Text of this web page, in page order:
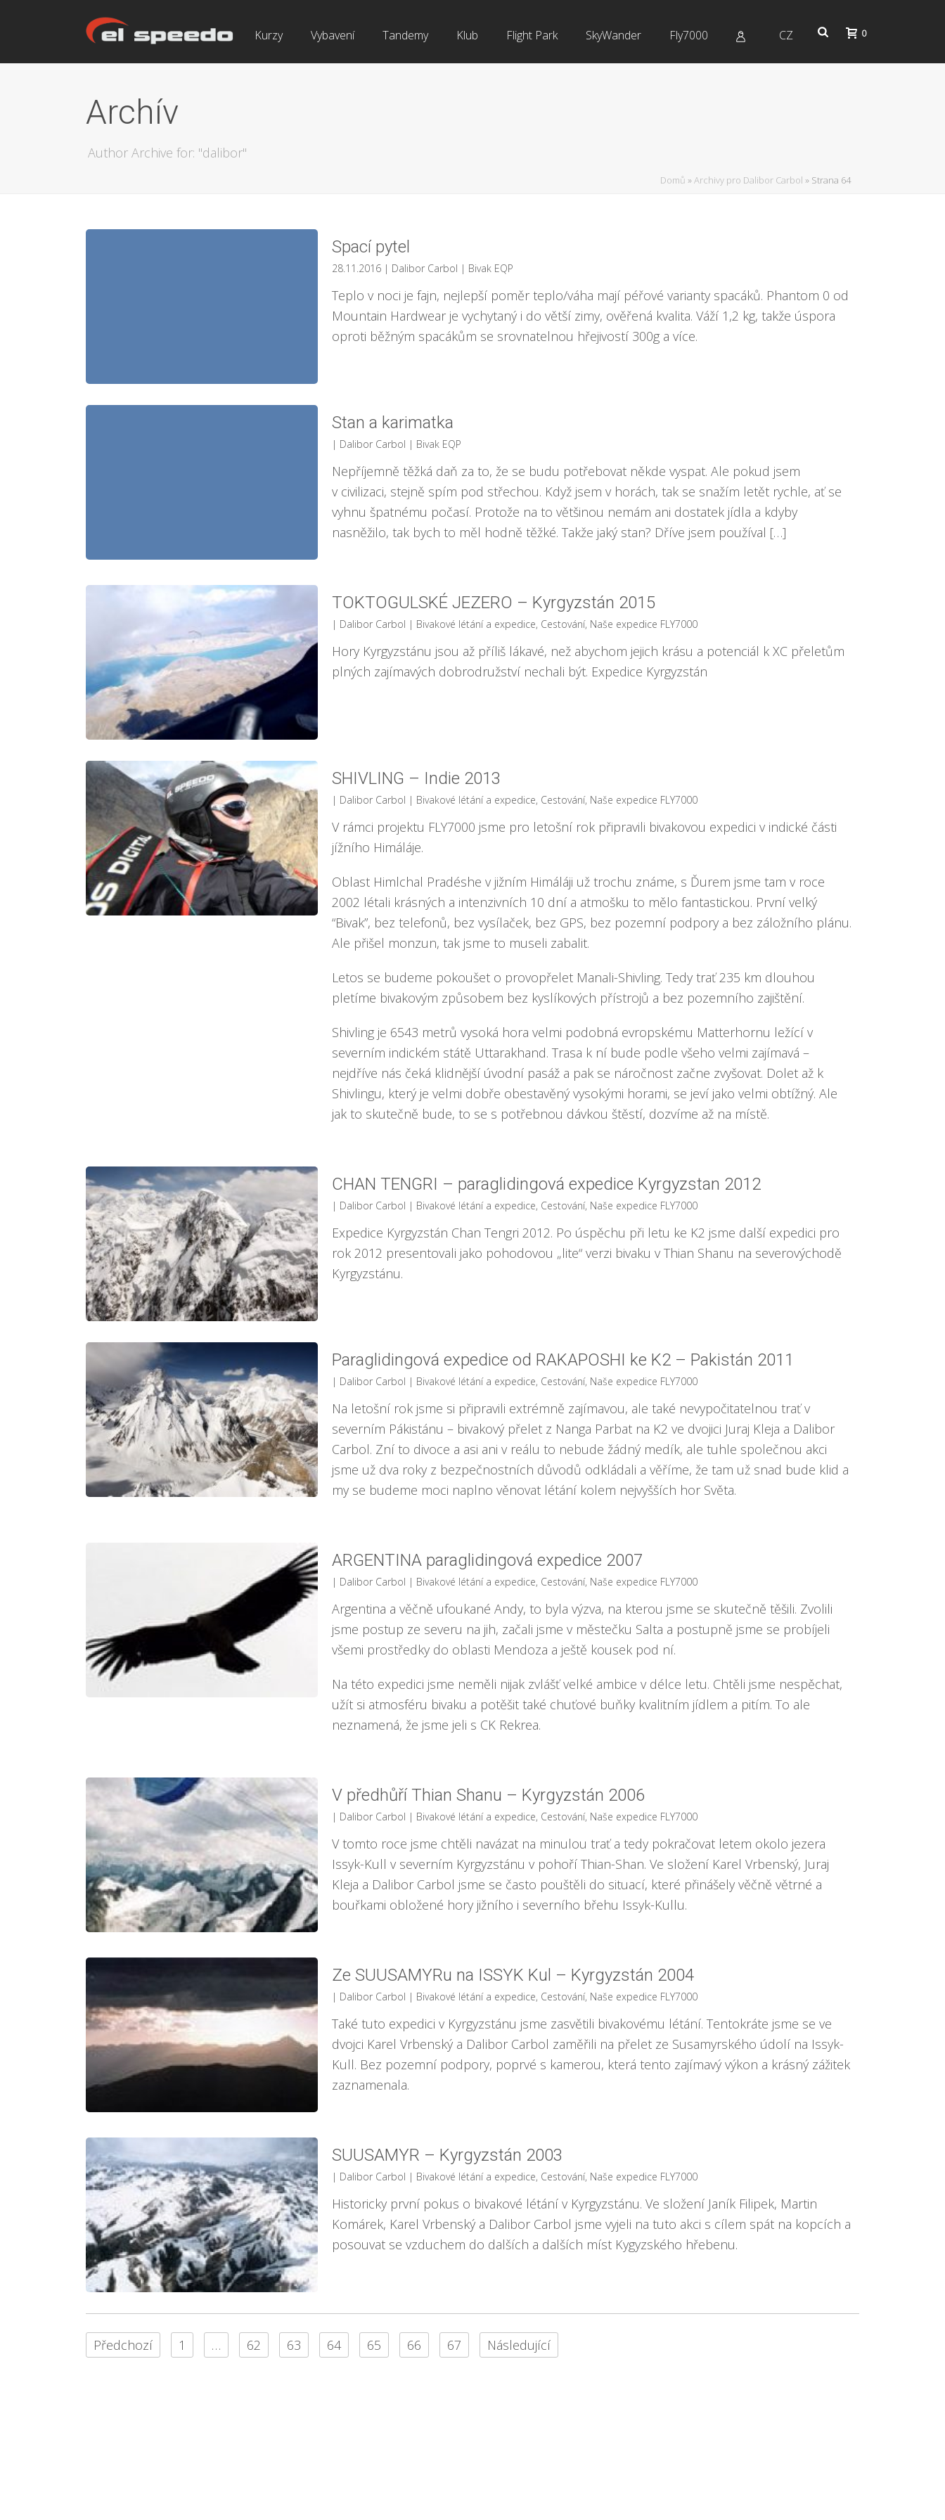
Kurzy Vybavení Tandemy Klub Flight Park SkyWander Fly7000 CZ 0
Archív
Author Archive for: "dalibor"
Domů »Archivy pro Dalibor Carbol » Strana 64
Spací pytel
28.11.2016 | Dalibor Carbol | Bivak EQP
Teplo v noci je fajn, nejlepší poměr teplo/váha mají péřové varianty spacáků. Phantom 0 od
Mountain Hardwear je vychytaný i do větší zimy, ověřená kvalita. Váží 1,2 kg, takže úspora
oproti běžným spacákům se srovnatelnou hřejivostí 300g a více.
Stan a karimatka
| Dalibor Carbol | Bivak EQP
Nepříjemně těžká daň za to, že se budu potřebovat někde vyspat. Ale pokud jsem
v civilizaci, stejně spím pod střechou. Když jsem v horách, tak se snažím letět rychle, ať se
vyhnu špatnému počasí. Protože na to většinou nemám ani dostatek jídla a kdyby
nasněžilo, tak bych to měl hodně těžké. Takže jaký stan? Dříve jsem používal […]
TOKTOGULSKÉ JEZERO – Kyrgyzstán 2015
| Dalibor Carbol | Bivakové létání a expedice, Cestování, Naše expedice FLY7000
Hory Kyrgyzstánu jsou až příliš lákavé, než abychom jejich krásu a potenciál k XC přeletům
plných zajímavých dobrodružství nechali být. Expedice Kyrgyzstán
SHIVLING – Indie 2013
| Dalibor Carbol | Bivakové létání a expedice, Cestování, Naše expedice FLY7000
V rámci projektu FLY7000 jsme pro letošní rok připravili bivakovou expedici v indické části
jížního Himáláje.
Oblast Himlchal Pradéshe v jižním Himáláji už trochu známe, s Ďurem jsme tam v roce
2002 létali krásných a intenzivních 10 dní a atmošku to mělo fantastickou. První velký
“Bivak”, bez telefonů, bez vysílaček, bez GPS, bez pozemní podpory a bez záložního plánu.
Ale přišel monzun, tak jsme to museli zabalit.
Letos se budeme pokoušet o provopřelet Manali-Shivling. Tedy trať 235 km dlouhou
pletíme bivakovým způsobem bez kyslíkových přístrojů a bez pozemního zajištění.
Shivling je 6543 metrů vysoká hora velmi podobná evropskému Matterhornu ležící v
severním indickém státě Uttarakhand. Trasa k ní bude podle všeho velmi zajímavá –
nejdříve nás čeká klidnější úvodní pasáž a pak se náročnost začne zvyšovat. Dolet až k
Shivlingu, který je velmi dobře obestavěný vysokými horami, se jeví jako velmi obtížný. Ale
jak to skutečně bude, to se s potřebnou dávkou štěstí, dozvíme až na místě.
CHAN TENGRI – paraglidingová expedice Kyrgyzstan 2012
| Dalibor Carbol | Bivakové létání a expedice, Cestování, Naše expedice FLY7000
Expedice Kyrgyzstán Chan Tengri 2012. Po úspěchu při letu ke K2 jsme další expedici pro
rok 2012 presentovali jako pohodovou „lite“ verzi bivaku v Thian Shanu na severovýchodě
Kyrgyzstánu.
Paraglidingová expedice od RAKAPOSHI ke K2 – Pakistán 2011
| Dalibor Carbol | Bivakové létání a expedice, Cestování, Naše expedice FLY7000
Na letošní rok jsme si připravili extrémně zajímavou, ale také nevypočitatelnou trať v
severním Pákistánu – bivakový přelet z Nanga Parbat na K2 ve dvojici Juraj Kleja a Dalibor
Carbol. Zní to divoce a asi ani v reálu to nebude žádný medík, ale tuhle společnou akci
jsme už dva roky z bezpečnostních důvodů odkládali a věříme, že tam už snad bude klid a
my se budeme moci naplno věnovat létání kolem nejvyšších hor Světa.
ARGENTINA paraglidingová expedice 2007
| Dalibor Carbol | Bivakové létání a expedice, Cestování, Naše expedice FLY7000
Argentina a věčně ufoukané Andy, to byla výzva, na kterou jsme se skutečně těšili. Zvolili
jsme postup ze severu na jih, začali jsme v městečku Salta a postupně jsme se probíjeli
všemi prostředky do oblasti Mendoza a ještě kousek pod ní.
Na této expedici jsme neměli nijak zvlášť velké ambice v délce letu. Chtěli jsme nespěchat,
užít si atmosféru bivaku a potěšit také chuťové buňky kvalitním jídlem a pitím. To ale
neznamená, že jsme jeli s CK Rekrea.
V předhůří Thian Shanu – Kyrgyzstán 2006
| Dalibor Carbol | Bivakové létání a expedice, Cestování, Naše expedice FLY7000
V tomto roce jsme chtěli navázat na minulou trať a tedy pokračovat letem okolo jezera
Issyk-Kull v severním Kyrgyzstánu v pohoří Thian-Shan. Ve složení Karel Vrbenský, Juraj
Kleja a Dalibor Carbol jsme se často pouštěli do situací, které přinášely věčně větrné a
bouřkami obložené hory jižního i severního břehu Issyk-Kullu.
Ze SUUSAMYRu na ISSYK Kul – Kyrgyzstán 2004
| Dalibor Carbol | Bivakové létání a expedice, Cestování, Naše expedice FLY7000
Také tuto expedici v Kyrgyzstánu jsme zasvětili bivakovému létání. Tentokráte jsme se ve
dvojci Karel Vrbenský a Dalibor Carbol zaměřili na přelet ze Susamyrského údolí na Issyk-
Kull. Bez pozemní podpory, poprvé s kamerou, která tento zajímavý výkon a krásný zážitek
zaznamenala.
SUUSAMYR – Kyrgyzstán 2003
| Dalibor Carbol | Bivakové létání a expedice, Cestování, Naše expedice FLY7000
Historicky první pokus o bivakové létání v Kyrgyzstánu. Ve složení Janík Filipek, Martin
Komárek, Karel Vrbenský a Dalibor Carbol jsme vyjeli na tuto akci s cílem spát na kopcích a
posouvat se vzduchem do dalších a dalších míst Kygyzského hřebenu.
Předchozí 1 … 62 63 64 65 66 67 Následující